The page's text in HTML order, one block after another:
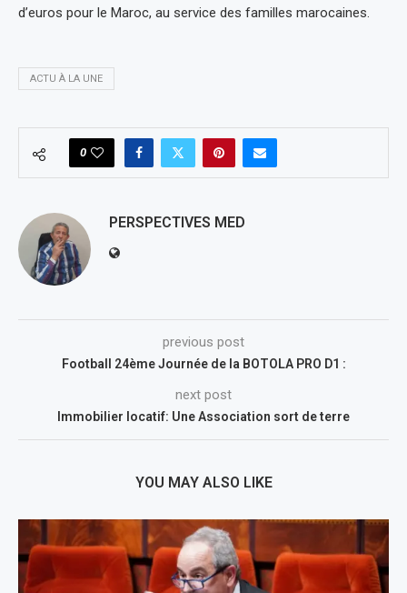
d’euros pour le Maroc, au service des familles marocaines.
ACTU À LA UNE
0
PERSPECTIVES MED
previous post
Football 24ème Journée de la BOTOLA PRO D1 :
next post
Immobilier locatif: Une Association sort de terre
YOU MAY ALSO LIKE